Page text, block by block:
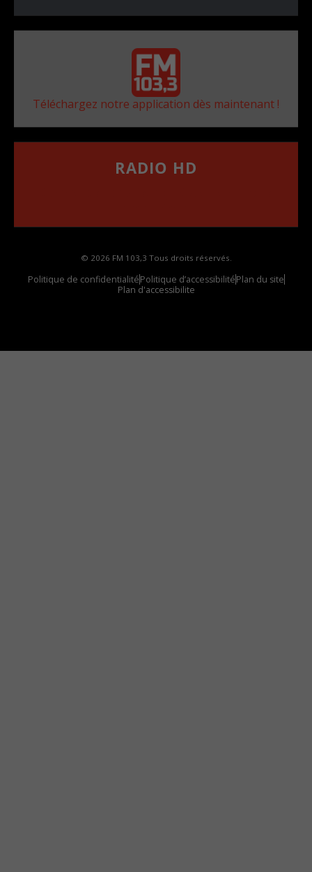
Téléchargez notre application dès maintenant !
RADIO HD
© 2026 FM 103,3 Tous droits réservés.
Politique de confidentialitéPolitique d’accessibilitéPlan du site
Plan d'accessibilite